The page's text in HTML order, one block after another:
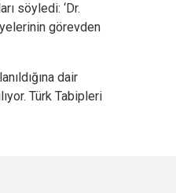
söyledi: ‘Dr.
görevden
dair
Türk Tabipleri